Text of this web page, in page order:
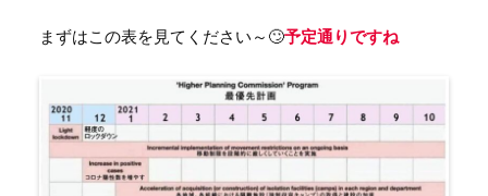
まずはこの表を見てください～🙄予定通りですね